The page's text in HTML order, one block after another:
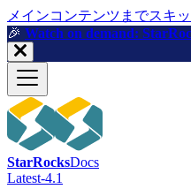
メインコンテンツまでスキ
🎉️ Watch on demand:
StarRocksDocs
Latest-4.1